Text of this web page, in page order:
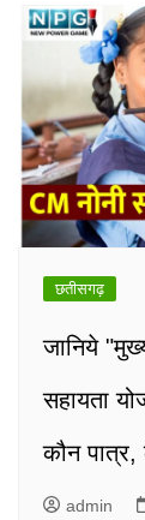
छतीसगढ़
जानिये
सहायता
कौन
admin